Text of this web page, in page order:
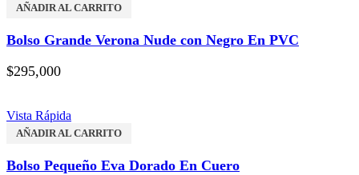
AÑADIR AL CARRITO
Bolso Grande Verona Nude con Negro En PVC
$295,000
Vista Rápida
AÑADIR AL CARRITO
Bolso Pequeño Eva Dorado En Cuero